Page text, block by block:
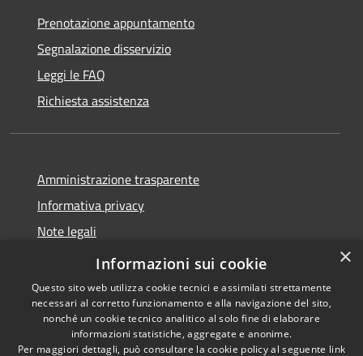
Prenotazione appuntamento
Segnalazione disservizio
Leggi le FAQ
Richiesta assistenza
Amministrazione trasparente
Informativa privacy
Note legali
Dichiarazione di accessibilità
Copyright © 2026 • Comune di
×
Informazioni sui cookie
Questo sito web utilizza cookie tecnici e assimilati strettamente
necessari al corretto funzionamento e alla navigazione del sito,
nonché un cookie tecnico analitico al solo fine di elaborare
informazioni statistiche, aggregate e anonime.
Per maggiori dettagli, può consultare la cookie policy al seguente link